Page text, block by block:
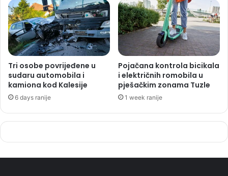
Tri osobe povrijeđene u
sudaru automobila i
kamiona kod Kalesije
6 days ranije
Pojačana kontrola bicikala
i električnih romobila u
pješačkim zonama Tuzle
1 week ranije